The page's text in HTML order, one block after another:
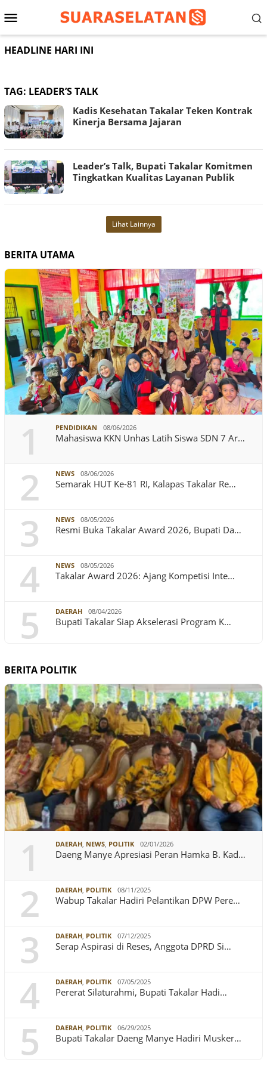
ke
Menu
Mobile
HEADLINE HARI INI
TAG: LEADER’S TALK
Kadis Kesehatan Takalar Teken Kontrak
Kinerja Bersama Jajaran
Leader’s Talk, Bupati Takalar Komitmen
Tingkatkan Kualitas Layanan Publik
Lihat Lainnya
BERITA UTAMA
1 PENDIDIKAN 08/06/2026
Mahasiswa KKN Unhas Latih Siswa SDN 7 Ar…
2 NEWS 08/06/2026
Semarak HUT Ke-81 RI, Kalapas Takalar Re…
3 NEWS 08/05/2026
Resmi Buka Takalar Award 2026, Bupati Da…
4 NEWS 08/05/2026
Takalar Award 2026: Ajang Kompetisi Inte…
5 DAERAH 08/04/2026
Bupati Takalar Siap Akselerasi Program K…
BERITA POLITIK
1 DAERAH, NEWS, POLITIK 02/01/2026
Daeng Manye Apresiasi Peran Hamka B. Kad…
2 DAERAH, POLITIK 08/11/2025
Wabup Takalar Hadiri Pelantikan DPW Pere…
3 DAERAH, POLITIK 07/12/2025
Serap Aspirasi di Reses, Anggota DPRD Si…
4 DAERAH, POLITIK 07/05/2025
Pererat Silaturahmi, Bupati Takalar Hadi…
5 DAERAH, POLITIK 06/29/2025
Bupati Takalar Daeng Manye Hadiri Musker…